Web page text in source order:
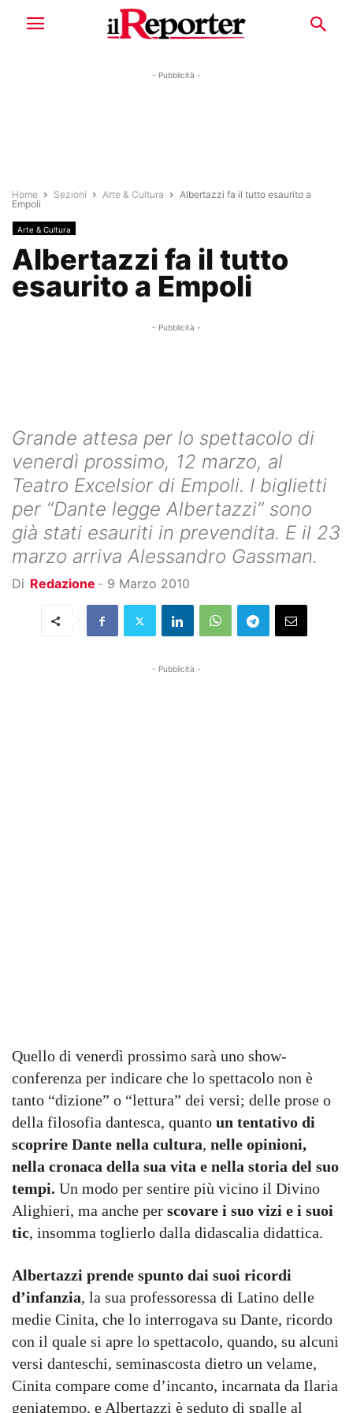
- Pubblicità -
Home Sezioni Arte & Cultura
Albertazzi fa il tutto esaurito a
Empoli
Arte & Cultura
Albertazzi fa il tutto
esaurito a Empoli
- Pubblicità -
Grande attesa per lo spettacolo di
venerdì prossimo, 12 marzo, al
Teatro Excelsior di Empoli. I biglietti
per “Dante legge Albertazzi” sono
già stati esauriti in prevendita. E il 23
marzo arriva Alessandro Gassman.
Di Redazione - 9 Marzo 2010
- Pubblicità -
Quello di venerdì prossimo sarà uno show-
conferenza per indicare che lo spettacolo non è
tanto “dizione” o “lettura” dei versi; delle prose o
della filosofia dantesca, quanto un tentativo di
scoprire Dante nella cultura, nelle opinioni,
nella cronaca della sua vita e nella storia del suo
tempi. Un modo per sentire più vicino il Divino
Alighieri, ma anche per scovare i suo vizi e i suoi
tic, insomma toglierlo dalla didascalia didattica.
Albertazzi prende spunto dai suoi ricordi
d’infanzia, la sua professoressa di Latino delle
medie Cinita, che lo interrogava su Dante, ricordo
con il quale si apre lo spettacolo, quando, su alcuni
versi danteschi, seminascosta dietro un velame,
Cinita compare come d’incanto, incarnata da Ilaria
geniatempo, e Albertazzi è seduto di spalle al